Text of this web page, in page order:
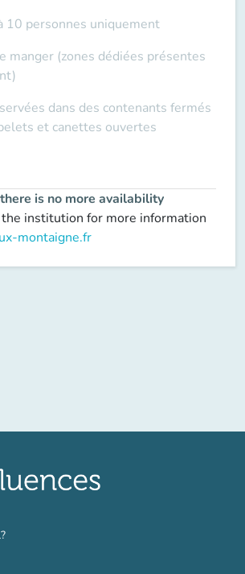
10 personnes uniquement
manger (zones dédiées présentes
dans des contenants fermés
et canettes ouvertes
is no more availability
the institution for more information
montaigne.fr
(new tab)